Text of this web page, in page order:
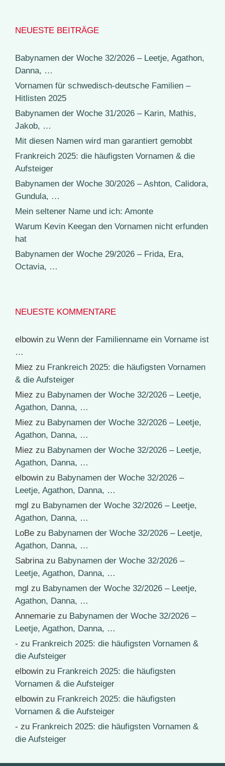
NEUESTE BEITRÄGE
Babynamen der Woche 32/2026 – Leetje, Agathon,
Danna, …
Vornamen für schwedisch-deutsche Familien –
Hitlisten 2025
Babynamen der Woche 31/2026 – Karin, Mathis,
Jakob, …
Mit diesen Namen wird man garantiert gemobbt
Frankreich 2025: die häufigsten Vornamen & die
Aufsteiger
Babynamen der Woche 30/2026 – Ashton, Calidora,
Gundula, …
Mein seltener Name und ich: Amonte
Warum Kevin Keegan den Vornamen nicht erfunden
hat
Babynamen der Woche 29/2026 – Frida, Era,
Octavia, …
NEUESTE KOMMENTARE
elbowin zu Wenn der Familienname ein Vorname ist
…
Miez zu Frankreich 2025: die häufigsten Vornamen
& die Aufsteiger
Miez zu Babynamen der Woche 32/2026 – Leetje,
Agathon, Danna, …
Miez zu Babynamen der Woche 32/2026 – Leetje,
Agathon, Danna, …
Miez zu Babynamen der Woche 32/2026 – Leetje,
Agathon, Danna, …
elbowin zu Babynamen der Woche 32/2026 –
Leetje, Agathon, Danna, …
mgl zu Babynamen der Woche 32/2026 – Leetje,
Agathon, Danna, …
LoBe zu Babynamen der Woche 32/2026 – Leetje,
Agathon, Danna, …
Sabrinazu Babynamen der Woche 32/2026 –
Leetje, Agathon, Danna, …
mgl zu Babynamen der Woche 32/2026 – Leetje,
Agathon, Danna, …
Annemarie zu Babynamen der Woche 32/2026 –
Leetje, Agathon, Danna, …
- zu Frankreich 2025: die häufigsten Vornamen &
die Aufsteiger
elbowin zu Frankreich 2025: die häufigsten
Vornamen & die Aufsteiger
elbowin zu Frankreich 2025: die häufigsten
Vornamen & die Aufsteiger
- zu Frankreich 2025: die häufigsten Vornamen &
die Aufsteiger